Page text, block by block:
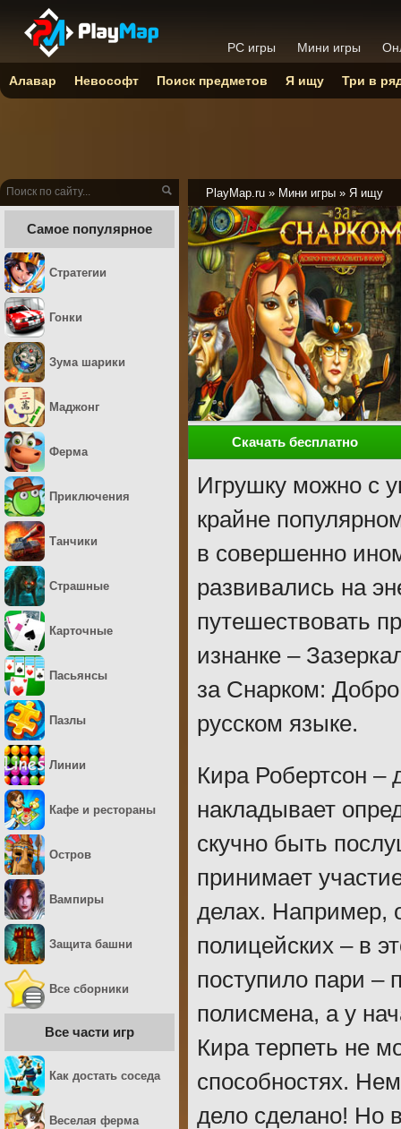
PlayMap.ru » Мини игры » Я ищу
Скачать бесплатно
Игрушку можно с
крайне
в совершенно
развивались на
путешествовать
изнанке –
за Снарком:
русском языке.
Кира Робертсон –
накладывает
скучно быть
принимает
делах. Например,
полицейских – в
поступило пари –
полисмена, а у
Кира терпеть не
способностях.
дело сделано! Но
Самое популярное
Стратегии
Гонки
Зума шарики
Маджонг
Ферма
Приключения
Танчики
Страшные
Карточные
Пасьянсы
Пазлы
Линии
Кафе и рестораны
Остров
Вампиры
Защита башни
Все сборники
Все части игр
Как достать соседа
Веселая ферма
PC игры Мини игры
Алавар Невософт Поиск предметов Я ищу Три в